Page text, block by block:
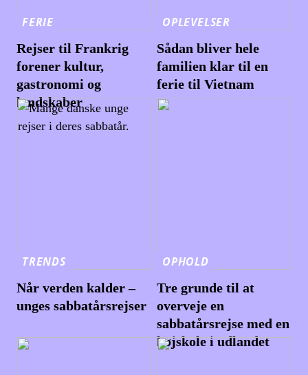
FERIE
Rejser til Frankrig
forener kultur,
gastronomi og
landskaber
OPLEVELSER
Sådan bliver hele
familien klar til en
ferie til Vietnam
TRENDS
Når verden kalder –
unges sabbatårsrejser
OPHOLD
Tre grunde til at
overveje en
sabbatårsrejse med en
højskole i udlandet